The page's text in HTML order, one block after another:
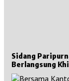
Sidang
Berlangsung
Sejarah Besar